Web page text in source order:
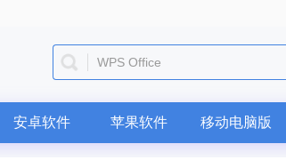
WPS Office
安卓软件 苹果软件 移动电脑版